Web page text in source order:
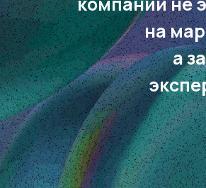
на
а